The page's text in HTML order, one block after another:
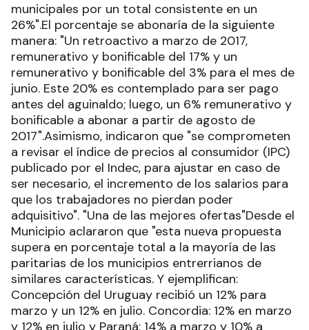
municipales por un total consistente en un
26%".El porcentaje se abonaría de la siguiente
manera: "Un retroactivo a marzo de 2017,
remunerativo y bonificable del 17% y un
remunerativo y bonificable del 3% para el mes de
junio. Este 20% es contemplado para ser pago
antes del aguinaldo; luego, un 6% remunerativo y
bonificable a abonar a partir de agosto de
2017".Asimismo, indicaron que "se comprometen
a revisar el índice de precios al consumidor (IPC)
publicado por el Indec, para ajustar en caso de
ser necesario, el incremento de los salarios para
que los trabajadores no pierdan poder
adquisitivo". "Una de las mejores ofertas"Desde el
Municipio aclararon que "esta nueva propuesta
supera en porcentaje total a la mayoría de las
paritarias de los municipios entrerrianos de
similares características. Y ejemplifican:
Concepción del Uruguay recibió un 12% para
marzo y un 12% en julio. Concordia: 12% en marzo
y 12% en julio y Paraná: 14% a marzo y 10% a